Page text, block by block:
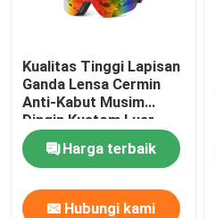
Kualitas Tinggi Lapisan
Ganda Lensa Cermin
Anti-Kabut Musim
Dingin Kustom Luar
Ruangan Salju Olahraga
Snowboard Olahraga
Kacamata Kacamata
Ski
Harga terbaik
Hubungi kami